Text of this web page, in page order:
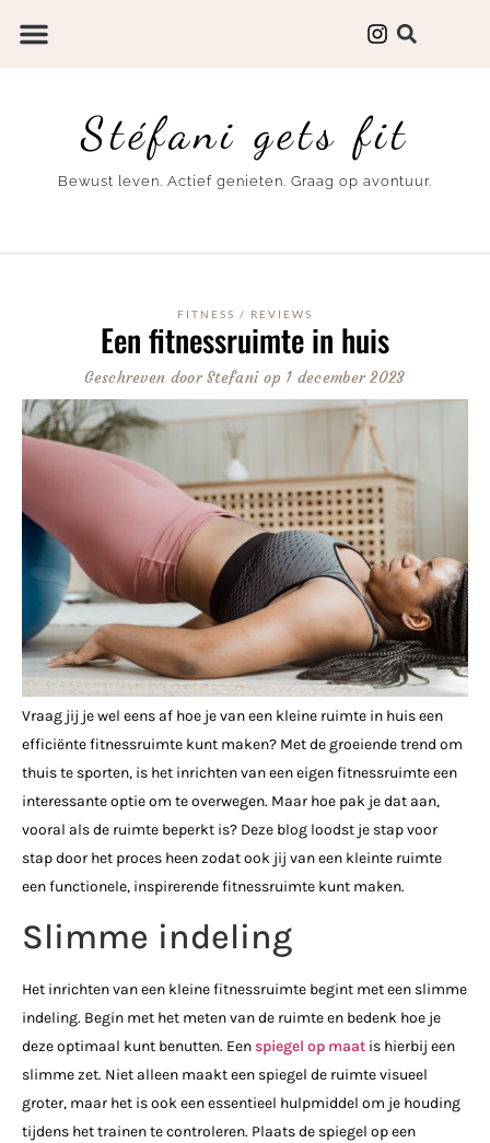
Stéfani gets fit
Bewust leven. Actief genieten. Graag op avontuur.
FITNESS / REVIEWS
Een fitnessruimte in huis
Geschreven doorStefani op 1 december 2023
Vraag jij je wel eens af hoe je van een kleine ruimte in huis een
efficiënte fitnessruimte kunt maken? Met de groeiende trend om
thuis te sporten, is het inrichten van een eigen fitnessruimte een
interessante optie om te overwegen. Maar hoe pak je dat aan,
vooral als de ruimte beperkt is? Deze blog loodst je stap voor
stap door het proces heen zodat ook jij van een kleinte ruimte
een functionele, inspirerende fitnessruimte kunt maken.
Slimme indeling
Het inrichten van een kleine fitnessruimte begint met een slimme
indeling. Begin met het meten van de ruimte en bedenk hoe je
deze optimaal kunt benutten. Eenspiegel op maat is hierbij een
slimme zet. Niet alleen maakt een spiegel de ruimte visueel
groter, maar het is ook een essentieel hulpmiddel om je houding
tijdens het trainen te controleren. Plaats de spiegel op een